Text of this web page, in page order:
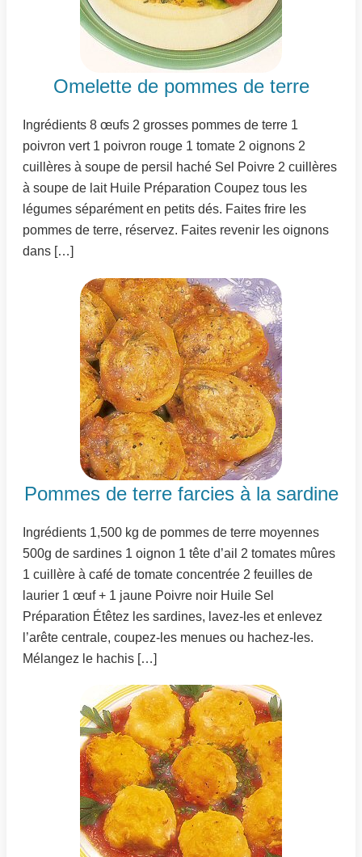
Omelette de pommes de terre
Ingrédients 8 œufs 2 grosses pommes de terre 1
poivron vert 1 poivron rouge 1 tomate 2 oignons 2
cuillères à soupe de persil haché Sel Poivre 2 cuillères
à soupe de lait Huile Préparation Coupez tous les
légumes séparément en petits dés. Faites frire les
pommes de terre, réservez. Faites revenir les oignons
dans […]
Pommes de terre farcies à la sardine
Ingrédients 1,500 kg de pommes de terre moyennes
500g de sardines 1 oignon 1 tête d’ail 2 tomates mûres
1 cuillère à café de tomate concentrée 2 feuilles de
laurier 1 œuf + 1 jaune Poivre noir Huile Sel
Préparation Étêtez les sardines, lavez-les et enlevez
l’arête centrale, coupez-les menues ou hachez-les.
Mélangez le hachis […]